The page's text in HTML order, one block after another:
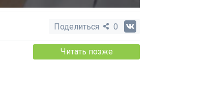
Поделиться 0
Читать позже